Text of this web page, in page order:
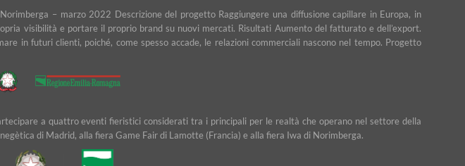
– marzo 2022 Descrizione del progetto Raggiungere una diffusione capillare in Europa, in
visibilità e portare il proprio brand su nuovi mercati. Risultati Aumento del fatturato e dell’export.
in futuri clienti, poiché, come spesso accade, le relazioni commerciali nascono nel tempo. Progetto
a quattro eventi fieristici considerati tra i principali per le realtà che operano nel settore della
di Madrid, alla fiera Game Fair di Lamotte (Francia) e alla fiera Iwa di Norimberga.